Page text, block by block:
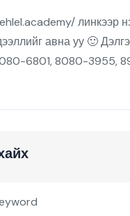
линкээр
авна уу 🙂
6801, 8080-3955,